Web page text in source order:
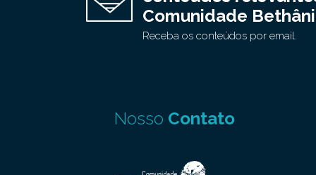
Comunidade
Receba os conteúdos por email.
Nosso Contato